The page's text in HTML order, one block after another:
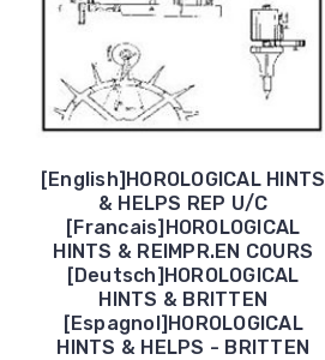
[English]HOROLOGICAL HINTS
& HELPS REP U/C
[Francais]HOROLOGICAL
HINTS & REIMPR.EN COURS
[Deutsch]HOROLOGICAL
HINTS & BRITTEN
[Espagnol]HOROLOGICAL
HINTS & HELPS - BRITTEN